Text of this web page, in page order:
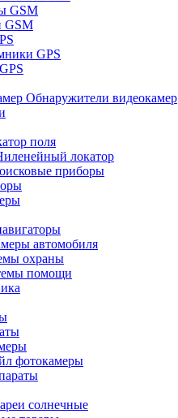
GSM
GSM
GPS
Обнаружители видеокамер
поля
локатор
приборы
автомобиля
охраны
помощи
фотокамеры
солнечные